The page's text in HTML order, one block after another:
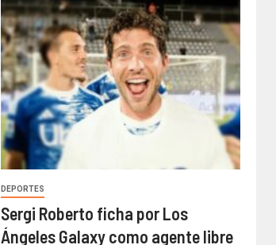
DEPORTES
Sergi Roberto ficha por Los
Ángeles Galaxy como agente libre